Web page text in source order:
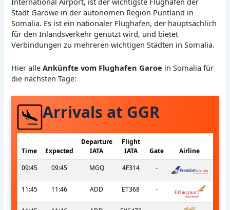
Stadt Garowe in der autonomen Region Puntland in
Somalia. Es ist ein nationaler Flughafen, der hauptsächlich
für den Inlandsverkehr genutzt wird, und bietet
Verbindungen zu mehreren wichtigen Städten in Somalia.
Hier alleAnkünfte vom Flughafen Garoe in Somalia für
die nächsten Tage:
Arrivals at GGR
Time Expected
Departure
IATA
Flight
IATA
Gate
Airline
09:45
09:45 MGQ 4F314 -
11:45 11:46 ADD ET368 -